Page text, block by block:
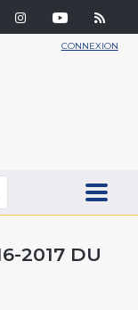
CONNEXION
2017 DU